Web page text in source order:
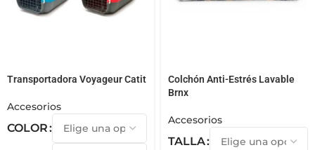
Transportadora Voyageur Catit
Accesorios
COLOR
Colchón Anti-Estrés Lavable
Brnx
Accesorios
TALLA